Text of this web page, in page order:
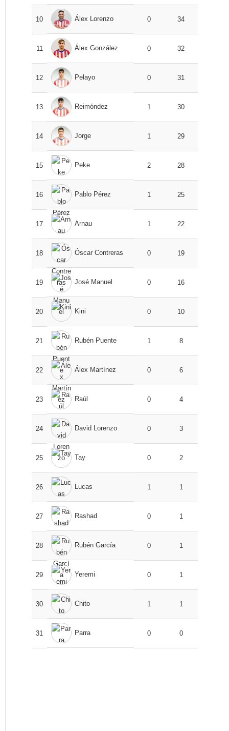
10 Álex Lorenzo 0 34
11 Álex González 0 32
12 Pelayo 0 31
13 Reimóndez 1 30
14 Jorge 1 29
15 Peke 2 28
16 Pablo Pérez 1 25
17 Arnau 1 22
18 Óscar Contreras 0 19
19 José Manuel 0 16
20 Kini 0 10
21 Rubén Puente 1 8
22 Álex Martínez 0 6
23 Raúl 0 4
24 David Lorenzo 0 3
25 Tay 0 2
26 Lucas 1 1
27 Rashad 0 1
28 Rubén García 0 1
29 Yeremi 0 1
30 Chito 1 1
31 Parra 0 0